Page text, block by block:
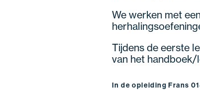
We werken met
Tijdens de eerste
van het handboek/
In de opleiding Frans